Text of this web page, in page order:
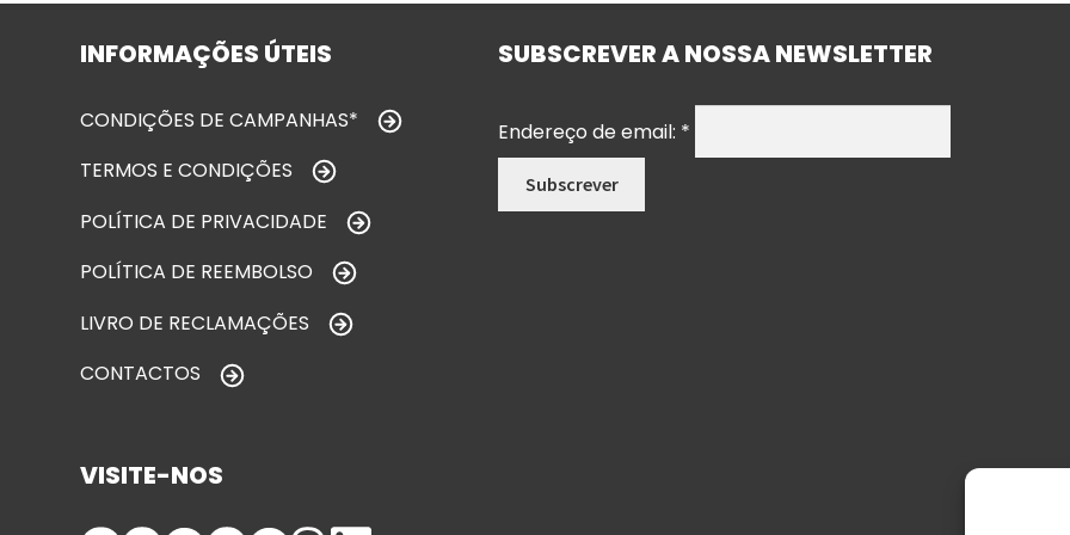
INFORMAÇÕES ÚTEIS
CONDIÇÕES DE CAMPANHAS*
TERMOS E CONDIÇÕES
POLÍTICA DE PRIVACIDADE
POLÍTICA DE REEMBOLSO
LIVRO DE RECLAMAÇÕES
CONTACTOS
SUBSCREVER A NOSSA NEWSLETTER
Endereço de email: *
VISITE-NOS